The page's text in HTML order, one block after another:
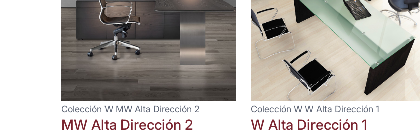
Colección W MW Alta Dirección 2
MW Alta Dirección 2
Colección W W Alta Dirección 1
W Alta Dirección 1